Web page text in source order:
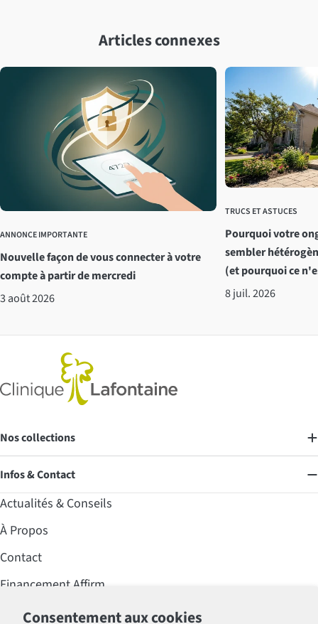
Consentement aux cookies
Articles connexes
ANNONCE IMPORTANTE
Nouvelle façon de vous connecter à votre
compte à partir de mercredi
3 août 2026
TRUCS ET ASTUCES
Pourquoi votre
sembler
(et pourquoi ce
8 juil. 2026
Nos collections
Infos & Contact
Actualités & Conseils
À Propos
Contact
Financement Affirm
Foire aux questions (FAQ)